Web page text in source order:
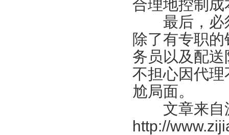
合理地控制成
最后，必须
除了有专职
务员以及配
不担心因代
尬局面。
文章来自
http://